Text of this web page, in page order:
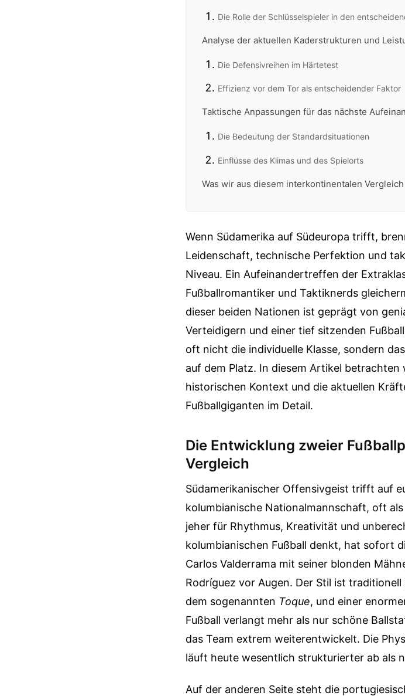
Die Rolle der Schlüsselspieler in den
Analyse der aktuellen Kaderstrukturen und
Die Defensivreihen im Härtetest
Effizienz vor dem Tor als entscheidender Faktor
Taktische Anpassungen für das nächste
Die Bedeutung der Standardsituationen
Einflüsse des Klimas und des Spielorts
Was wir aus diesem interkontinentalen
Wenn Südamerika auf Südeuropa trifft,
Leidenschaft, technische Perfektion und
Niveau. Ein Aufeinandertreffen der
Fußballromantiker und Taktiknerds
dieser beiden Nationen ist geprägt von
Verteidigern und einer tief sitzenden
oft nicht die individuelle Klasse, sondern
auf dem Platz. In diesem Artikel
historischen Kontext und die aktuellen
Fußballgiganten im Detail.
Die Entwicklung zweier
Vergleich
Südamerikanischer Offensivgeist trifft auf
kolumbianische Nationalmannschaft, oft als
jeher für Rhythmus, Kreativität und
kolumbianischen Fußball denkt, hat sofort
Carlos Valderrama mit seiner blonden
Rodríguez vor Augen. Der Stil ist
dem sogenannten Toque, und einer
Fußball verlangt mehr als nur schöne
das Team extrem weiterentwickelt. Die
läuft heute wesentlich strukturierter ab als
Auf der anderen Seite steht die